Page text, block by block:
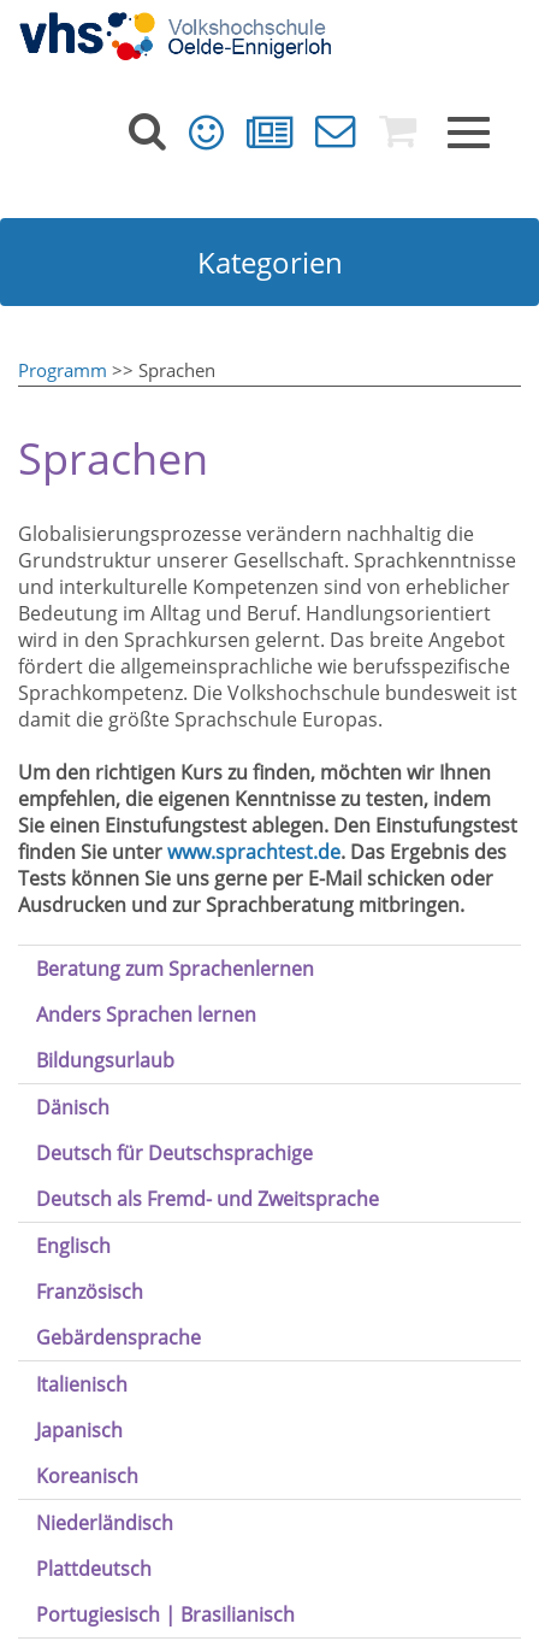
Toggle
Kategorien
Programm >> Sprachen
Sprachen
Globalisierungsprozesse verändern nachhaltig die
Grundstruktur unserer Gesellschaft. Sprachkenntnisse
und interkulturelle Kompetenzen sind von erheblicher
Bedeutung im Alltag und Beruf. Handlungsorientiert
wird in den Sprachkursen gelernt. Das breite Angebot
fördert die allgemeinsprachliche wie berufsspezifische
Sprachkompetenz. Die Volkshochschule bundesweit ist
damit die größte Sprachschule Europas.
Um den richtigen Kurs zu finden, möchten wir Ihnen
empfehlen, die eigenen Kenntnisse zu testen, indem
Sie einen Einstufungstest ablegen. Den Einstufungstest
finden Sie unterwww.sprachtest.de. Das Ergebnis des
Tests können Sie uns gerne per E-Mail schicken oder
Ausdrucken und zur Sprachberatung mitbringen.
Beratung zum Sprachenlernen
Anders Sprachen lernen
Bildungsurlaub
Dänisch
Deutsch für Deutschsprachige
Deutsch als Fremd- und Zweitsprache
Englisch
Französisch
Gebärdensprache
Italienisch
Japanisch
Koreanisch
Niederländisch
Plattdeutsch
Portugiesisch | Brasilianisch